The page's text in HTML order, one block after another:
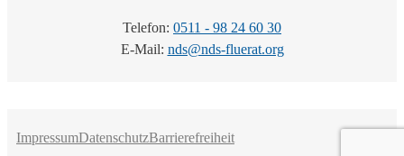
Telefon: 0511 - 98 24 60 30
E-Mail: nds@nds-fluerat.org
ImpressumDatenschutzBarrierefreiheit